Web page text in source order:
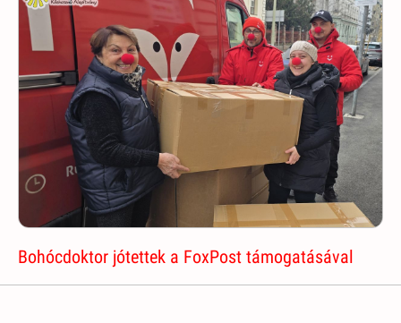
Bohócdoktor jótettek a FoxPost támogatásával